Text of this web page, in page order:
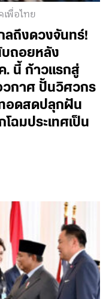
พื่อไทย
ลถึงดวงจันทร์!
บถอยหลัง
. นี้ ก้าวแรกสู่
วกาศ ปั้นวิศวกร
อดสดปลุกฝัน
ฉมประเทศเป็น